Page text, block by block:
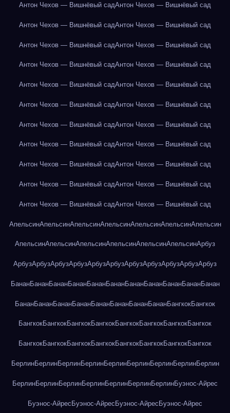
Антон Чехов — Вишнёвый садАнтон Чехов — Вишнёвый сад
Антон Чехов — Вишнёвый садАнтон Чехов — Вишнёвый сад
Антон Чехов — Вишнёвый садАнтон Чехов — Вишнёвый сад
Антон Чехов — Вишнёвый садАнтон Чехов — Вишнёвый сад
Антон Чехов — Вишнёвый садАнтон Чехов — Вишнёвый сад
Антон Чехов — Вишнёвый садАнтон Чехов — Вишнёвый сад
Антон Чехов — Вишнёвый садАнтон Чехов — Вишнёвый сад
Антон Чехов — Вишнёвый садАнтон Чехов — Вишнёвый сад
Антон Чехов — Вишнёвый садАнтон Чехов — Вишнёвый сад
Антон Чехов — Вишнёвый садАнтон Чехов — Вишнёвый сад
Антон Чехов — Вишнёвый садАнтон Чехов — Вишнёвый сад
АпельсинАпельсинАпельсинАпельсинАпельсинАпельсинАпельсин
АпельсинАпельсинАпельсинАпельсинАпельсинАпельсинАрбуз
АрбузАрбузАрбузАрбузАрбузАрбузАрбузАрбузАрбузАрбузАрбуз
БананБананБананБананБананБананБананБананБананБананБанан
БананБананБананБананБананБананБананБананБангкокБангкок
БангкокБангкокБангкокБангкокБангкокБангкокБангкокБангкок
БангкокБангкокБангкокБангкокБангкокБангкокБангкокБангкок
БерлинБерлинБерлинБерлинБерлинБерлинБерлинБерлинБерлин
БерлинБерлинБерлинБерлинБерлинБерлинБерлинБуэнос-Айрес
Буэнос-АйресБуэнос-АйресБуэнос-АйресБуэнос-Айрес